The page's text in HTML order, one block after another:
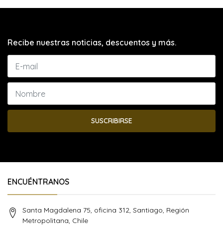
Recibe nuestras noticias, descuentos y más.
SUSCRIBIRSE
ENCUÉNTRANOS
Santa Magdalena 75, oficina 312, Santiago, Región
Metropolitana, Chile